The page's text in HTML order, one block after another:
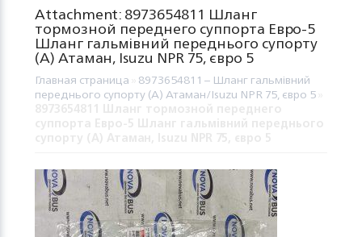
Attachment: 8973654811 Шланг
тормозной переднего суппорта Евро-5
Шланг гальмівний переднього супорту
(A) Атаман, Isuzu NPR 75, євро 5
Главная страница 8973654811 – Шланг гальмівний
переднього супорту (A) Атаман/Isuzu NPR 75, євро 5»